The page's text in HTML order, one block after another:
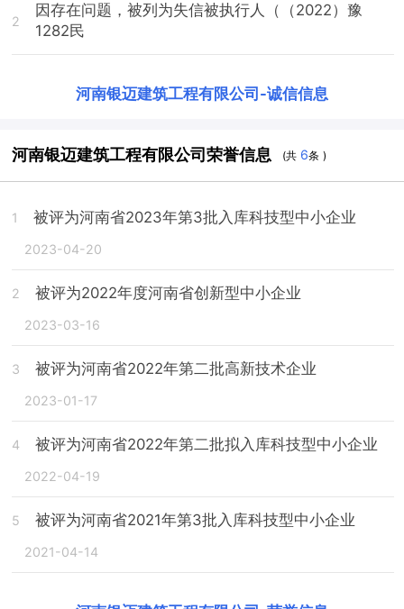
2
因存在问题，被列为失信被执行人（（2022）豫
1282民
河南银迈建筑工程有限公司 -诚信信息
河南银迈建筑工程有限公司荣誉信息 (共 6条 )
1 被评为河南省2023年第3批入库科技型中小企业
2023-04-20
2 被评为2022年度河南省创新型中小企业
2023-03-16
3 被评为河南省2022年第二批高新技术企业
2023-01-17
4 被评为河南省2022年第二批拟入库科技型中小企业
2022-04-19
5 被评为河南省2021年第3批入库科技型中小企业
2021-04-14